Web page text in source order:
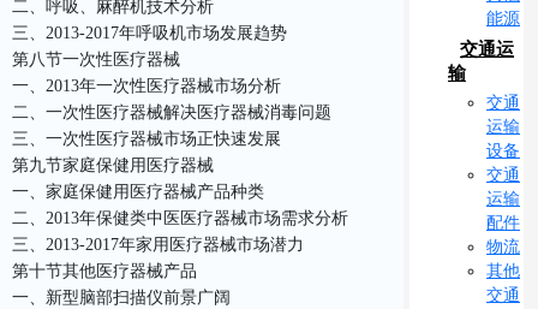
二、呼吸、麻醉机技术分析
三、2013-2017年呼吸机市场发展趋势
第八节一次性医疗器械
一、2013年一次性医疗器械市场分析
二、一次性医疗器械解决医疗器械消毒问题
三、一次性医疗器械市场正快速发展
第九节家庭保健用医疗器械
一、家庭保健用医疗器械产品种类
二、2013年保健类中医医疗器械市场需求分析
三、2013-2017年家用医疗器械市场潜力
第十节其他医疗器械产品
一、新型脑部扫描仪前景广阔
能源
交通运
输
交通
运输
设备
交通
运输
配件
物流
其他
交通